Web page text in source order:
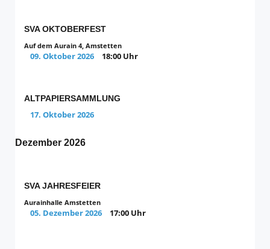
SVA OKTOBERFEST
Auf dem Aurain 4, Amstetten
09. Oktober 2026 18:00 Uhr
ALTPAPIERSAMMLUNG
17. Oktober 2026
Dezember 2026
SVA JAHRESFEIER
Aurainhalle Amstetten
05. Dezember 2026 17:00 Uhr